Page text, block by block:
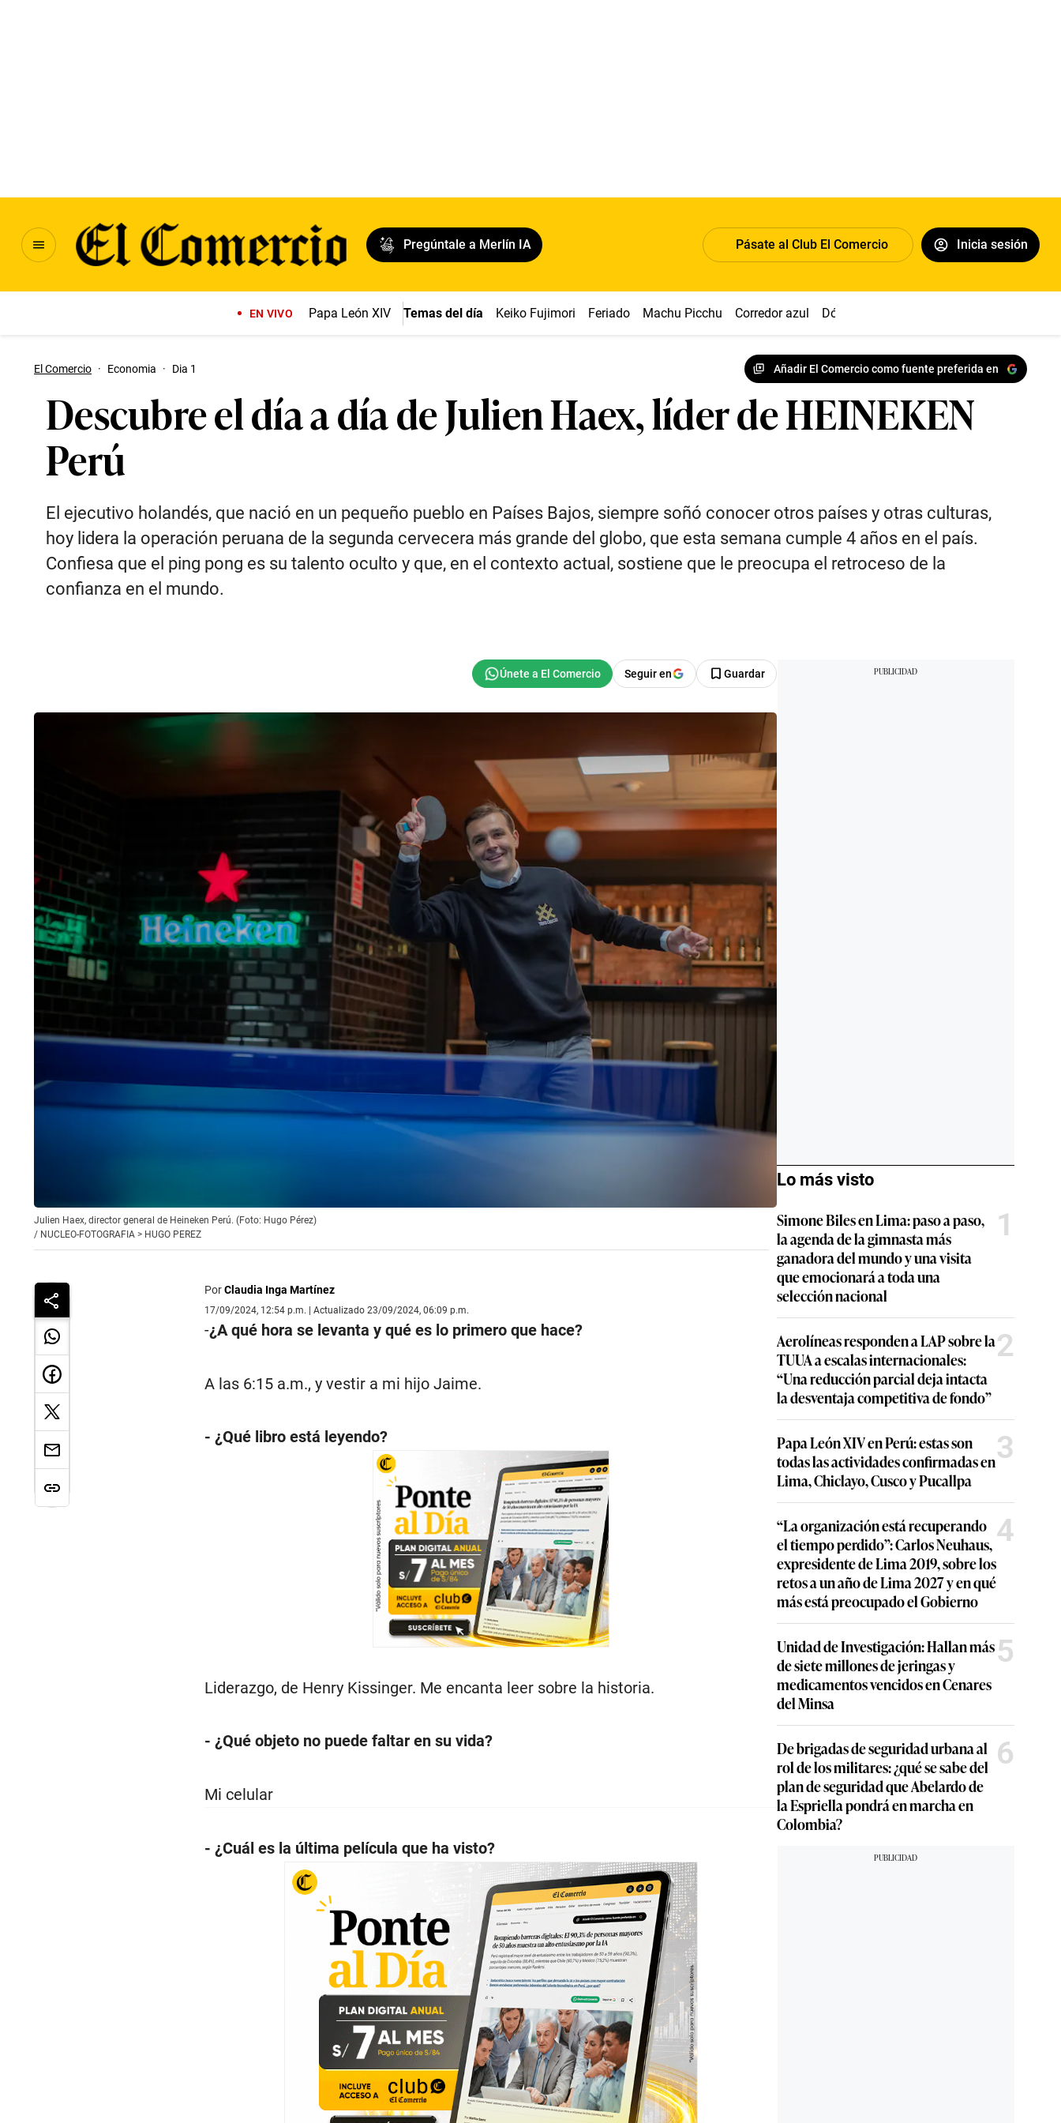
Pregúntale a Merlín IA Pásate al Club El Comercio Inicia sesión
EN VIVO Papa León XIV Temas del día Keiko Fujimori Feriado Machu Picchu Corredor azul Dólar
El Comercio · Economia · Dia 1 Añadir El Comercio como fuente preferida en
Descubre el día a día de Julien Haex, líder de HEINEKEN
Perú
El ejecutivo holandés, que nació en un pequeño pueblo en Países Bajos, siempre soñó conocer otros países y otras culturas,
hoy lidera la operación peruana de la segunda cervecera más grande del globo, que esta semana cumple 4 años en el país.
Confiesa que el ping pong es su talento oculto y que, en el contexto actual, sostiene que le preocupa el retroceso de la
confianza en el mundo.
Seguir en Guardar
Julien Haex, director general de Heineken Perú. (Foto: Hugo Pérez)
/ NUCLEO-FOTOGRAFIA > HUGO PEREZ
PorClaudia Inga Martínez
17/09/2024, 12:54 p.m. | Actualizado 23/09/2024, 06:09 p.m.
-¿A qué hora se levanta y qué es lo primero que hace?
A las 6:15 a.m., y vestir a mi hijo Jaime.
- ¿Qué libro está leyendo?
Liderazgo, de Henry Kissinger. Me encanta leer sobre la historia.
- ¿Qué objeto no puede faltar en su vida?
Mi celular
- ¿Cuál es la última película que ha visto?
Lo más visto
Simone Biles en Lima: paso a paso,
la agenda de la gimnasta más
ganadora del mundo y una visita
que emocionará a toda una
selección nacional
1
Aerolíneas responden a LAP sobre la
TUUA a escalas internacionales:
“Una reducción parcial deja intacta
la desventaja competitiva de fondo”
2
Papa León XIV en Perú: estas son
todas las actividades confirmadas en
Lima, Chiclayo, Cusco y Pucallpa
3
“La organización está recuperando
el tiempo perdido”: Carlos Neuhaus,
expresidente de Lima 2019, sobre los
retos a un año de Lima 2027 y en qué
más está preocupado el Gobierno
4
Unidad de Investigación: Hallan más
de siete millones de jeringas y
medicamentos vencidos en Cenares
del Minsa
5
De brigadas de seguridad urbana al
rol de los militares: ¿qué se sabe del
plan de seguridad que Abelardo de
la Espriella pondrá en marcha en
Colombia?
6